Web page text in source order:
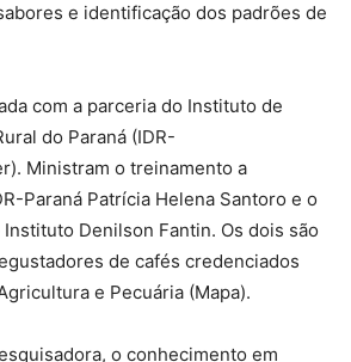
e identificação dos padrões de
com a parceria do Instituto de
do Paraná (IDR-
Ministram o treinamento a
Paraná Patrícia Helena Santoro e o
Denilson Fantin. Os dois são
de cafés credenciados
e Pecuária (Mapa).
o conhecimento em